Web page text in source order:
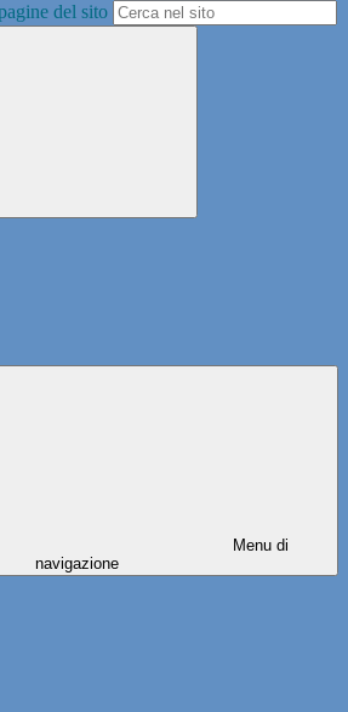
del sito
Menu di
navigazione